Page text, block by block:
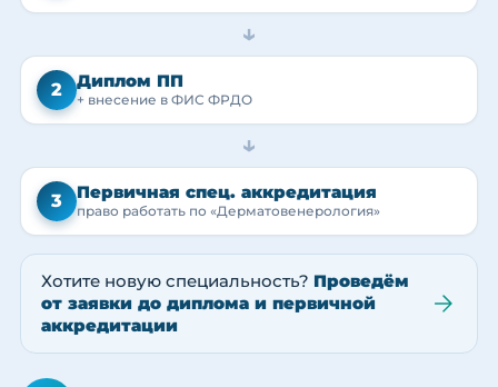
→
2 Диплом ПП
+ внесение в ФИС ФРДО
→
3 Первичная спец. аккредитация
право работать по «Дерматовенерология»
Хотите новую специальность? Проведём
от заявки до диплома и первичной
аккредитации